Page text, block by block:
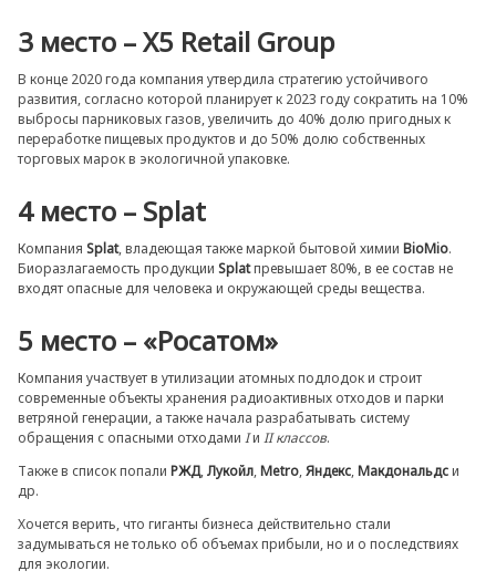
3 место – X5 Retail Group
В конце 2020 года компания утвердила стратегию устойчивого
развития, согласно которой планирует к 2023 году сократить на 10%
выбросы парниковых газов, увеличить до 40% долю пригодных к
переработке пищевых продуктов и до 50% долю собственных
торговых марок в экологичной упаковке.
4 место – Splat
Компания Splat, владеющая также маркой бытовой химии BioMio.
Биоразлагаемость продукции Splatпревышает 80%, в ее состав не
входят опасные для человека и окружающей среды вещества.
5 место – «Росатом»
Компания участвует в утилизации атомных подлодок и строит
современные объекты хранения радиоактивных отходов и парки
ветряной генерации, а также начала разрабатывать систему
обращения с опасными отходами Iи II классов.
Также в список попали РЖД,Лукойл,Metro,Яндекс,Макдональдси
др.
Хочется верить, что гиганты бизнеса действительно стали
задумываться не только об объемах прибыли, но и о последствиях
для экологии.